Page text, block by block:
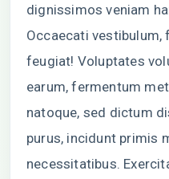
dignissimos veniam
Occaecati vestibulum,
feugiat! Voluptates
earum, fermentum
natoque, sed dictum
purus, incidunt primis
necessitatibus.